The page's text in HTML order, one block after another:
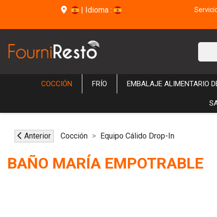
| Idioma :
COCCIÓN FRÍO EMBALAJE ALIMENTARIO
Anterior Cocción Equipo Cálido Drop-In
BAÑO MARÍA EMPOTRABLE